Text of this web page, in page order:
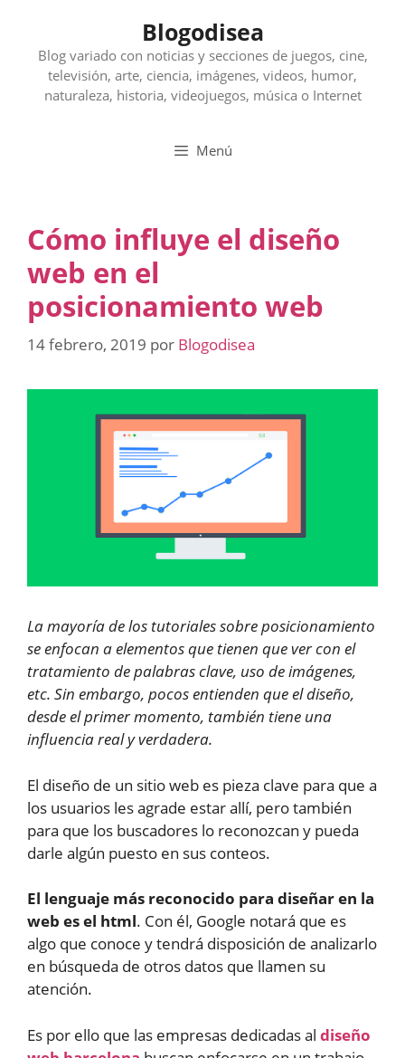
contenido
Blogodisea
Blog variado con noticias y secciones de juegos, cine,
televisión, arte, ciencia, imágenes, videos, humor,
naturaleza, historia, videojuegos, música o Internet
Menú
Cómo influye el diseño
web en el
posicionamiento web
14 febrero, 2019 por Blogodisea
La mayoría de los tutoriales sobre posicionamiento
se enfocan a elementos que tienen que ver con el
tratamiento de palabras clave, uso de imágenes,
etc. Sin embargo, pocos entienden que el diseño,
desde el primer momento, también tiene una
influencia real y verdadera.
El diseño de un sitio web es pieza clave para que a
los usuarios les agrade estar allí, pero también
para que los buscadores lo reconozcan y pueda
darle algún puesto en sus conteos.
El lenguaje más reconocido para diseñar en la
web es el html. Con él, Google notará que es
algo que conoce y tendrá disposición de analizarlo
en búsqueda de otros datos que llamen su
atención.
Es por ello que las empresas dedicadas al diseño